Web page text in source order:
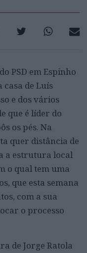
PSD em Espinho
casa de Luís
e dos vários
que é líder do
os pés. Na
quer distância de
a estrutura local
o qual tem uma
que esta semana
com a sua
o processo
de Jorge Ratola